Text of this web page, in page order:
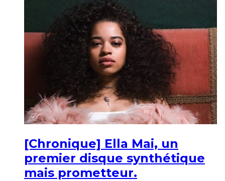
[Chronique] Ella Mai, un
premier disque synthétique
mais prometteur.